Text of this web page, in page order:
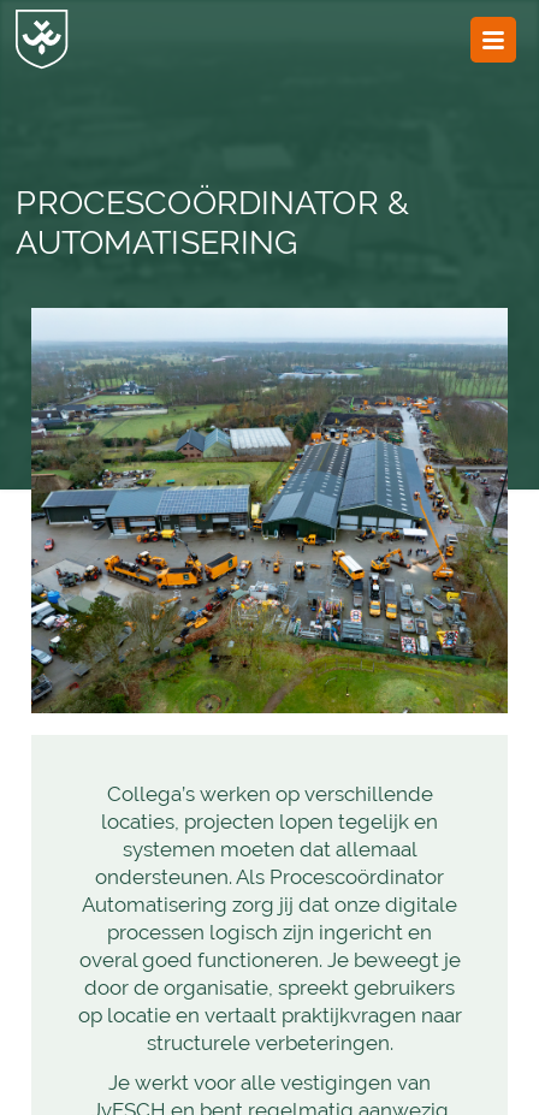
PROCESCOÖRDINATOR &
AUTOMATISERING
Collega’s werken op verschillende
locaties, projecten lopen tegelijk en
systemen moeten dat allemaal
ondersteunen. Als Procescoördinator
Automatisering zorg jij dat onze digitale
processen logisch zijn ingericht en
overal goed functioneren. Je beweegt je
door de organisatie, spreekt gebruikers
op locatie en vertaalt praktijkvragen naar
structurele verbeteringen.
Je werkt voor alle vestigingen van
JvESCH en bent regelmatig aanwezig